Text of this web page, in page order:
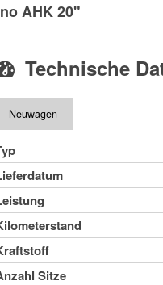
AHK 20"
Technische
Neuwagen
Sitze